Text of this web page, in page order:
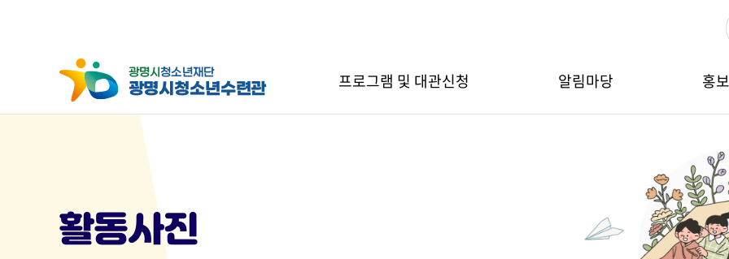
프로그램 및 대관신청 알림마당 홍보
활동사진